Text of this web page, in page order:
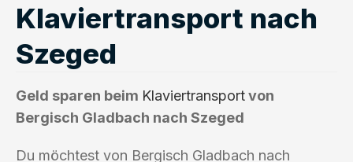
Klaviertransport nach
Szeged
Geld sparen beim Klaviertransportvon
Bergisch Gladbach nach Szeged
Du möchtest von Bergisch Gladbach nach